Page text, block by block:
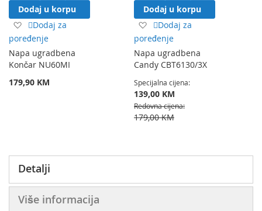
Dodaj u korpu
Dodaj
na
listu
želja
Dodaj za
poređenje
Napa ugradbena
Končar NU60MI
179,90 KM
Dodaj u korpu
Dodaj
na
listu
želja
Dodaj za
poređenje
Napa ugradbena
Candy CBT6130/3X
Specijalna cijena
139,00 KM
Redovna cijena
179,00 KM
Detalji
Više informacija